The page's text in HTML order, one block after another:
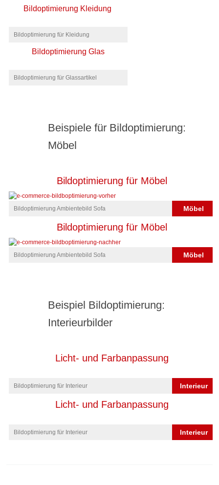
Bildoptimierung Kleidung
Bildoptimierung für Kleidung
Bildoptimierung Glas
Bildoptimierung für Glassartikel
Beispiele für Bildoptimierung:
Möbel
Bildoptimierung für Möbel
Möbel
Bildoptimierung Ambientebild Sofa
Bildoptimierung für Möbel
Möbel
Bildoptimierung Ambientebild Sofa
Beispiel Bildoptimierung:
Interieurbilder
Licht- und Farbanpassung
Interieur
Bildoptimierung für Interieur
Licht- und Farbanpassung
Interieur
Bildoptimierung für Interieur